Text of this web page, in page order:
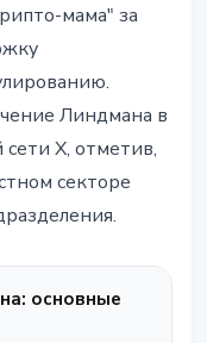
мама" за
Линдмана в
X, отметив,
секторе
основные